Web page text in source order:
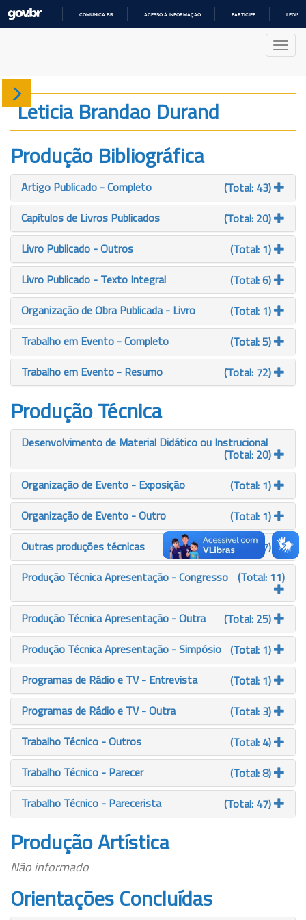
COMUNICA BR ACESSO À INFORMAÇÃO PARTICIPE
Sobre
Produção
Projetos
Gráficos
Leticia Brandao Durand
Produção Bibliográfica
Artigo Publicado - Completo
(Total: 43)
Capítulos de Livros Publicados
(Total: 20)
Livro Publicado - Outros
(Total: 1)
Livro Publicado - Texto Integral
(Total: 6)
Organização de Obra Publicada - Livro
(Total: 1)
Trabalho em Evento - Completo
(Total: 5)
Trabalho em Evento - Resumo
(Total: 72)
Produção Técnica
Desenvolvimento de Material Didático ou Instrucional
(Total: 20)
Organização de Evento - Exposição
(Total: 1)
Organização de Evento - Outro
(Total: 1)
Outras produções técnicas
(Total: 27)
Produção Técnica Apresentação - Congresso (Total: 11)
Produção Técnica Apresentação - Outra
(Total: 25)
Produção Técnica Apresentação - Simpósio (Total: 1)
Programas de Rádio e TV - Entrevista
(Total: 1)
Programas de Rádio e TV - Outra
(Total: 3)
Trabalho Técnico - Outros
(Total: 4)
Trabalho Técnico - Parecer
(Total: 8)
Trabalho Técnico - Parecerista
(Total: 47)
Produção Artística
Não informado
Orientações Concluídas